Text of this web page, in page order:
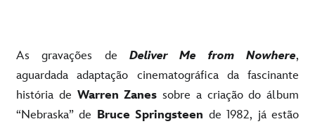
As gravações de Deliver Me from Nowhere,
aguardada adaptação cinematográfica da fascinante
história de Warren Zanes sobre a criação do álbum
“Nebraska” de Bruce Springsteen de 1982, já estão